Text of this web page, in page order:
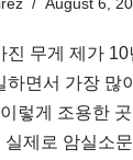
진 무게 제가
하면서 가장 많
렇게 조용한
실제로 암실소